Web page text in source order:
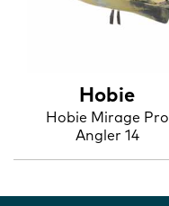
Hobie
Hobie Mirage Pro
Angler 14